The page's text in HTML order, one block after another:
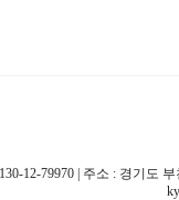
12-79970 | 주소 : 경기도